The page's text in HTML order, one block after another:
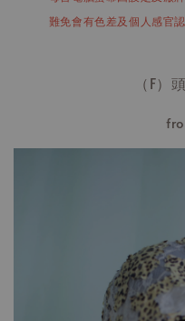
難免會有色差及個人感官
（F